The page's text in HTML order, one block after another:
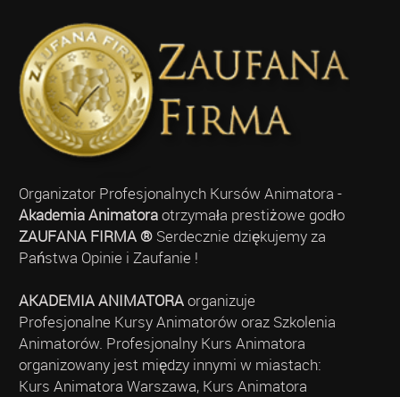
Organizator Profesjonalnych Kursów Animatora -
Akademia Animatoraotrzymała prestiżowe godło
ZAUFANA FIRMA ®Serdecznie dziękujemy za
Państwa Opinie i Zaufanie !
AKADEMIA ANIMATORAorganizuje
Profesjonalne Kursy Animatorów oraz Szkolenia
Animatorów. Profesjonalny Kurs Animatora
organizowany jest między innymi w miastach:
Kurs Animatora Warszawa, Kurs Animatora